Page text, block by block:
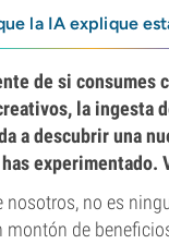
la IA explique
de si consumes
la ingesta
a descubrir una
experimentado.
nosotros, no es
montón de